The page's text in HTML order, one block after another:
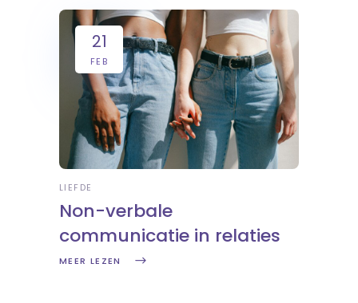
21
FEB
LIEFDE
Non-verbale
communicatie in relaties
MEER LEZEN